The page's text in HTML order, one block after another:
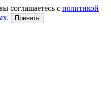
соглашаетесь с политикой
Принять